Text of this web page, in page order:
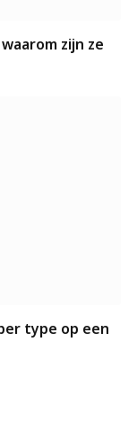
zijn ze
type op een